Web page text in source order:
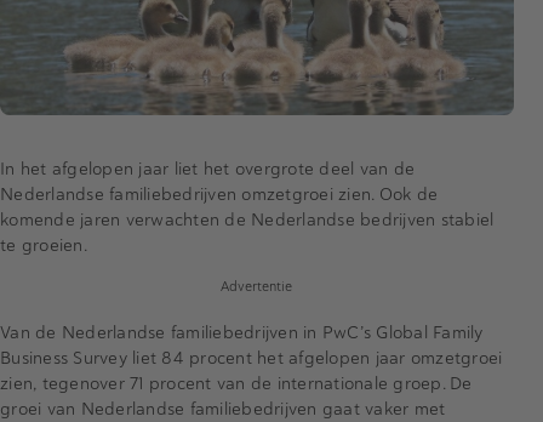
In het afgelopen jaar liet het overgrote deel van de
Nederlandse familiebedrijven omzetgroei zien. Ook de
komende jaren verwachten de Nederlandse bedrijven stabiel
te groeien.
Advertentie
Van de Nederlandse familiebedrijven in PwC’s Global Family
Business Survey liet 84 procent het afgelopen jaar omzetgroei
zien, tegenover 71 procent van de internationale groep. De
groei van Nederlandse familiebedrijven gaat vaker met